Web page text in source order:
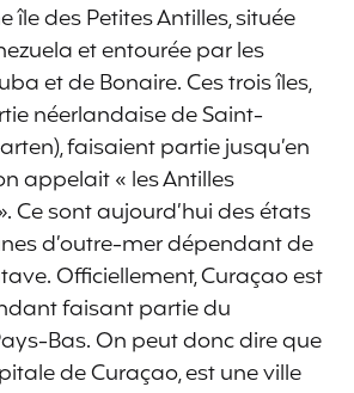
île des Petites Antilles, située
et entourée par les
et de Bonaire. Ces trois îles,
néerlandaise de Saint-
faisaient partie jusqu’en
appelait « les Antilles
Ce sont aujourd’hui des états
d’outre-mer dépendant de
Officiellement, Curaçao est
faisant partie du
Bas. On peut donc dire que
de Curaçao, est une ville